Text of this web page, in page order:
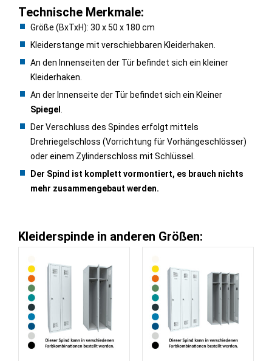
Technische Merkmale:
Größe (BxTxH): 30 x 50 x 180 cm
Kleiderstange mit verschiebbaren Kleiderhaken.
An den Innenseiten der Tür befindet sich ein kleiner
Kleiderhaken.
An der Innenseite der Tür befindet sich ein Kleiner
Spiegel
Der Verschluss des Spindes erfolgt mittels
Drehriegelschloss (Vorrichtung für Vorhängeschlösser)
oder einem Zylinderschloss mit Schlüssel.
Der Spind ist komplett vormontiert, es brauch nichts
mehr zusammengebaut werden.
Kleiderspinde in anderen Größen: